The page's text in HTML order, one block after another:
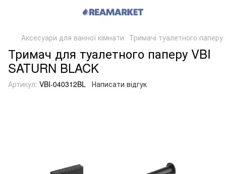
Аксесуари для ванної кімнати Тримачі туалетного паперу
Тримач для туалетного паперу VBI
SATURN BLACK
Артикул: VBI-040312BL Написати відгук